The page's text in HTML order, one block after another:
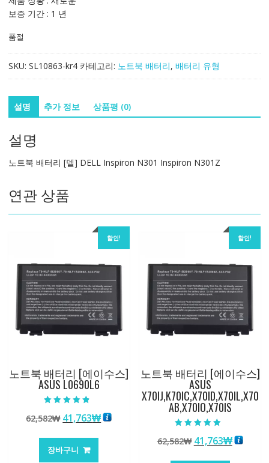
보증 기간 : 1 년
품절
SKU: SL10863-kr4 카테고리: 노트북 배터리, 배터리 유형
설명 추가 정보 상품평 (0)
설명
노트북 배터리 [델] DELL Inspiron N301 Inspiron N301Z
연관 상품
할인!
노트북 배터리 [에이수스]
ASUS L0690L6
4.50
로 평가됨
62,582₩ 원
가
격:
41,763₩현
장바구니
할인!
노트북 배터리 [에이수스]
ASUS
X70IJ,K70IC,X70ID,X70IL,X70
AB,X70IO,X70IS
5.00
로 평가됨
62,582₩ 원
41,763₩현